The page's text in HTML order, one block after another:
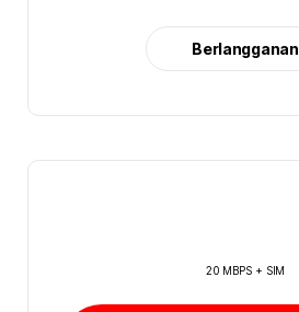
Berlangganan
20 MBPS + SIM